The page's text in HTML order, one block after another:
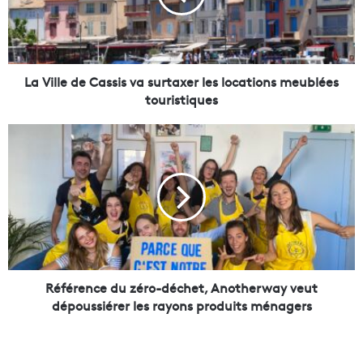
l
e
d
e
s
u
r
t
La Ville de Cassis va surtaxer les locations meublées
touristiques
e
n
c
e
Référence du zéro-déchet, Anotherway veut
dépoussiérer les rayons produits ménagers